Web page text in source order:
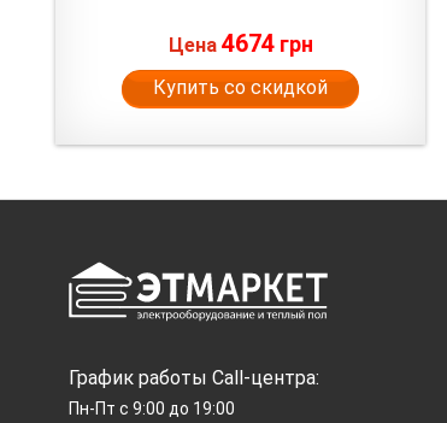
Цена 4674 грн
Купить со скидкой
График работы Call-центра:
Пн-Пт с 9:00 до 19:00